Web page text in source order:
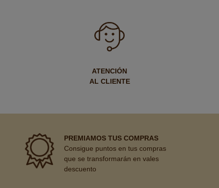
ATENCIÓN
AL CLIENTE
PREMIAMOS TUS COMPRAS
Consigue puntos en tus compras
que se transformarán en vales
descuento